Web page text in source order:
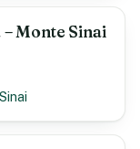
Monte Sinai